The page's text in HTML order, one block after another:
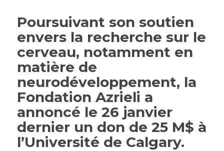
Poursuivant son soutien
envers la recherche sur le
cerveau, notamment en
matière de
neurodéveloppement, la
Fondation Azrieli a
annoncé le 26 janvier
dernier un don de 25 M$ à
l’Université de Calgary.